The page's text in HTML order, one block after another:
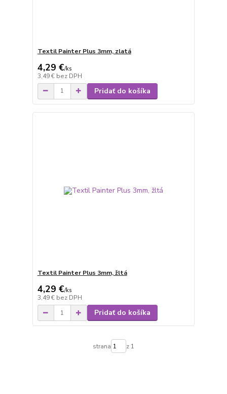
Textil Painter Plus 3mm, zlatá
4,29 €/ks
3,49 € bez DPH
Pridať do košíka
Textil Painter Plus 3mm, žltá
4,29 €/ks
3,49 € bez DPH
Pridať do košíka
strana z 1